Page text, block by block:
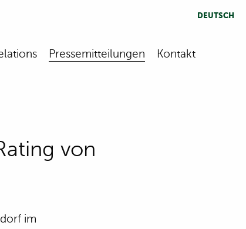
Pressemitteilungen Kontakt
DEUTSCH
von
im